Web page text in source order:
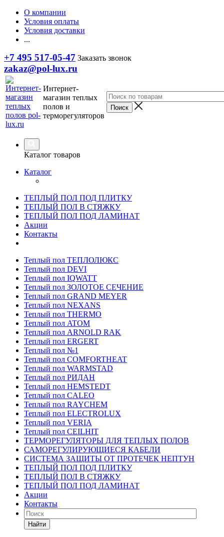
О компании
Условия оплаты
Условия доставки
...
+7 495 517-05-47 Заказать звонок
zakaz@pol-lux.ru
Интернет-
магазин теплых
полов и
терморегуляторов
Каталог товаров
Каталог
ТЕПЛЫЙ ПОЛ ПОД ПЛИТКУ
ТЕПЛЫЙ ПОЛ В СТЯЖКУ
ТЕПЛЫЙ ПОЛ ПОД ЛАМИНАТ
Акции
Контакты
Теплый пол ТЕПЛОЛЮКС
Теплый пол DEVI
Теплый пол IQWATT
Теплый пол ЗОЛОТОЕ СЕЧЕНИЕ
Теплый пол GRAND MEYER
Теплый пол NEXANS
Теплый пол THERMO
Теплый пол ATOM
Теплый пол ARNOLD RAK
Теплый пол ERGERT
Теплый пол №1
Теплый пол COMFORTHEAT
Теплый пол WARMSTAD
Теплый пол РИДАН
Теплый пол HEMSTEDT
Теплый пол CALEO
Теплый пол RAYCHEM
Теплый пол ELECTROLUX
Теплый пол VERIA
Теплый пол CEILHIT
ТЕРМОРЕГУЛЯТОРЫ ДЛЯ ТЕПЛЫХ ПОЛОВ
САМОРЕГУЛИРУЮЩИЕСЯ КАБЕЛИ
СИСТЕМА ЗАЩИТЫ ОТ ПРОТЕЧЕК НЕПТУН
ТЕПЛЫЙ ПОЛ ПОД ПЛИТКУ
ТЕПЛЫЙ ПОЛ В СТЯЖКУ
ТЕПЛЫЙ ПОЛ ПОД ЛАМИНАТ
Акции
Контакты
Найти